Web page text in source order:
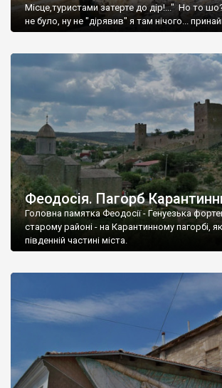
Місце,туристами затерте до дір!..." Но то
не було, ну не "дірявив" я там нічого...
Феодосія. Пагорб
Головна памятка Феодосії - Генуезька
старому районі - на Карантинному пагорбі,
південній частині міста.